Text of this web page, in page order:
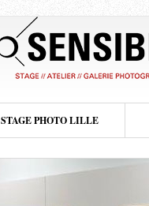
STAGE PHOTO LILLE